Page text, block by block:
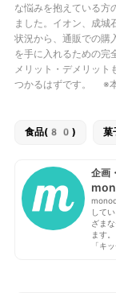
な悩みを抱えている方
ました。イオン、成城
状況から、通販での購
を手に入れるための完
メリット・デメリット
つかるはずです。 ※本
食品(80)
企画
して
ざま
ます
「キ